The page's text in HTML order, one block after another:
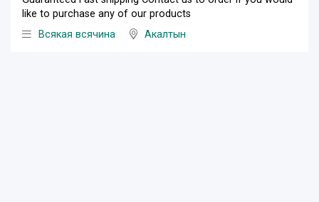
like to purchase any of our products
Всякая всячина
Акалтын